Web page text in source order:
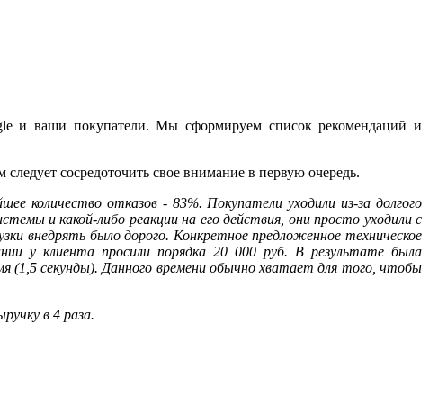
и ваши покупатели. Мы сформируем список рекомендаций и
сосредоточить свое внимание в первую очередь.
количество отказов - 83%. Покупатели уходили из-за долгого
и какой-либо реакции на его действия, они просто уходили с
внедрять было дорого. Конкретное предложенное техническое
у клиента просили порядка 20 000 руб. В результате была
(1,5 секунды). Данного времени обычно хватает для того, чтобы
в 4 раза.